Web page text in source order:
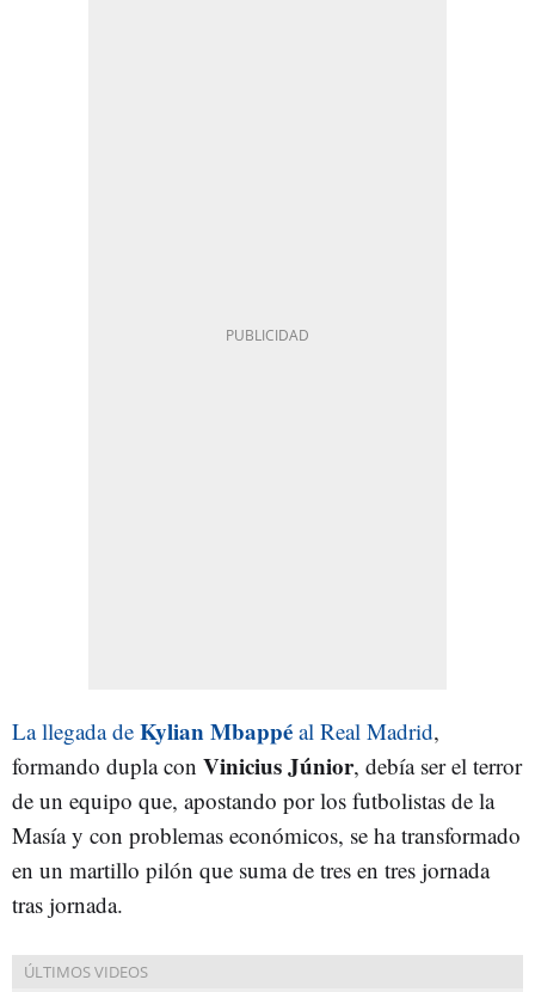
La llegada de Kylian Mbappé al Real Madrid,
formando dupla con Vinicius Júnior, debía ser el terror
de un equipo que, apostando por los futbolistas de la
Masía y con problemas económicos, se ha transformado
en un martillo pilón que suma de tres en tres jornada
tras jornada.